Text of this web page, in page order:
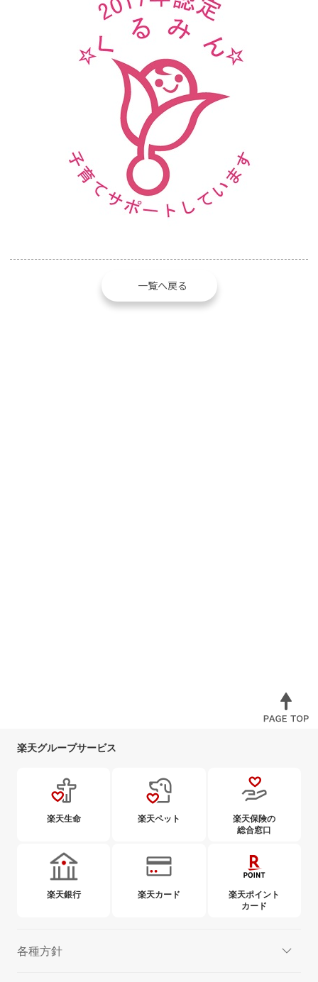
一覧へ戻る
楽天グループサービス
楽天生命 楽天ペット
楽天保険の
総合窓口
楽天銀行 楽天カード
楽天ポイント
カード
各種方針